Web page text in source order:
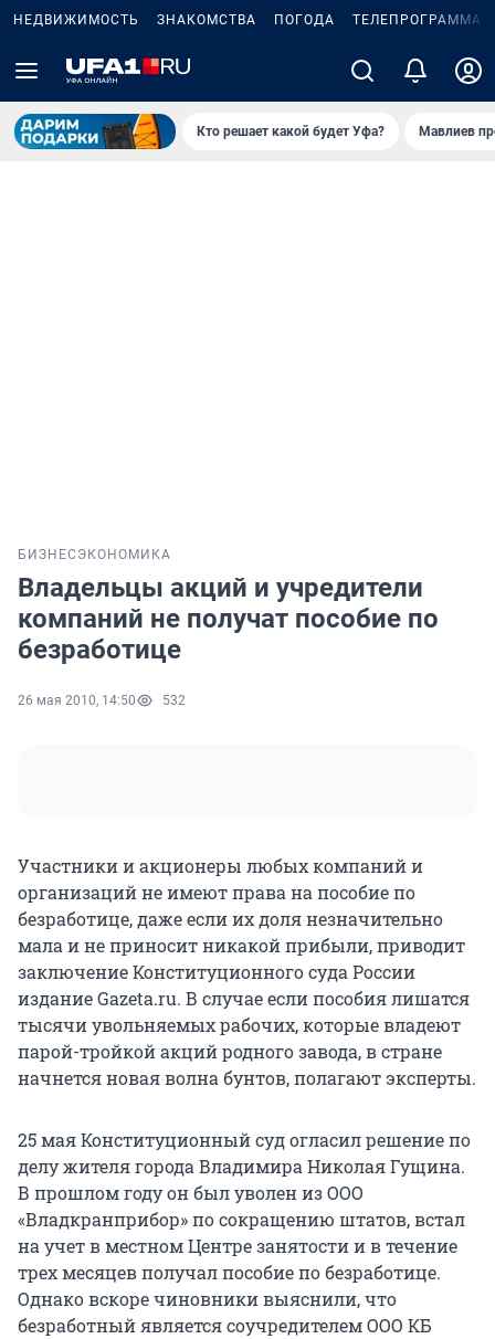
НЕДВИЖИМОСТЬ ЗНАКОМСТВА ПОГОДА ТЕЛЕПРОГРАММА
Кто решает какой будет Уфа? Мавлиев
БИЗНЕС ЭКОНОМИКА
Владельцы акций и учредители
компаний не получат пособие по
безработице
26 мая 2010, 14:50 532
Участники и акционеры любых компаний и
организаций не имеют права на пособие по
безработице, даже если их доля незначительно
мала и не приносит никакой прибыли, приводит
заключение Конституционного суда России
издание Gazeta.ru. В случае если пособия лишатся
тысячи увольняемых рабочих, которые владеют
парой-тройкой акций родного завода, в стране
начнется новая волна бунтов, полагают эксперты.
25 мая Конституционный суд огласил решение по
делу жителя города Владимира Николая Гущина.
В прошлом году он был уволен из ООО
«Владкранприбор» по сокращению штатов, встал
на учет в местном Центре занятости и в течение
трех месяцев получал пособие по безработице.
Однако вскоре чиновники выяснили, что
безработный является соучредителем ООО КБ